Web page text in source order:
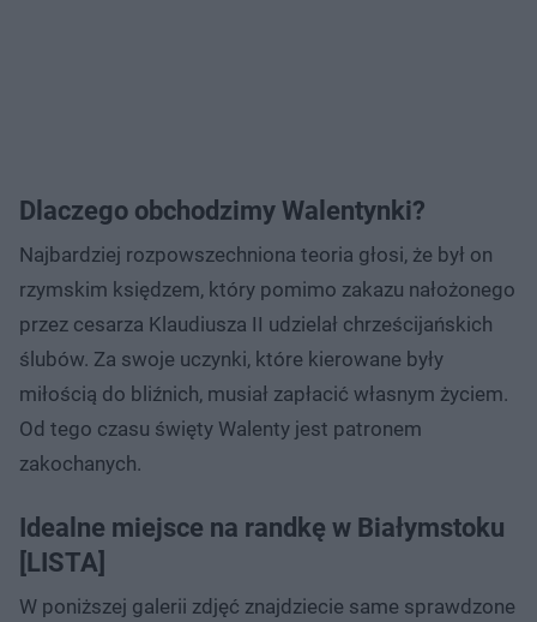
Dlaczego obchodzimy Walentynki?
Najbardziej rozpowszechniona teoria głosi, że był on
rzymskim księdzem, który pomimo zakazu nałożonego
przez cesarza Klaudiusza II udzielał chrześcijańskich
ślubów. Za swoje uczynki, które kierowane były
miłością do bliźnich, musiał zapłacić własnym życiem.
Od tego czasu święty Walenty jest patronem
zakochanych.
Idealne miejsce na randkę w Białymstoku
[LISTA]
W poniższej galerii zdjęć znajdziecie same sprawdzone